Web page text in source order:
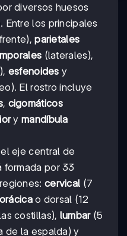
diversos huesos
los principales
parietales
(laterales),
esfenoides y
El rostro incluye
, cigomáticos
ymandíbula
eje central de
por 33
cervical (7
o dorsal (12
costillas), lumbar(5
de la espalda) y